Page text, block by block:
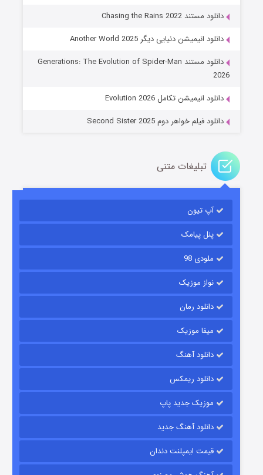
جادوگری در مغولستان
قسمت۱۴ (زیرنویس) منتشر شد
باب اسفنجی فصل ۱۷
قسمت۶ (زیرنویس) منتشر شد
قسمت۱۵ (دوبله) منتشر شد
دانلود مستند Chasing the Rains 2022
دانلود انیمیشن دنیایی دیگر Another World 2025
دانلود مستند Generations: The Evolution of Spider-Man
2026
دانلود انیمیشن تکامل Evolution 2026
دانلود فیلم خواهر دوم Second Sister 2025
تبلیغات متنی
آپ تیون
پنل پیامک
ملودی 98
نواز موزیک
دانلود رمان
میفا موزیک
دانلود آهنگ
دانلود ریمکس
موزیک جدید پاپ
دانلود آهنگ جدید
قیمت ایمپلنت دندان